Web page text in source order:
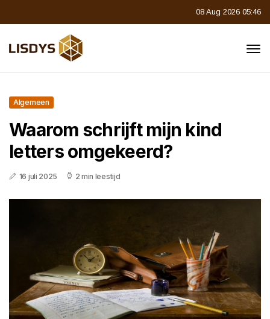
08 Aug 2026 05:46
Algemeen
Waarom schrijft mijn kind
letters omgekeerd?
16 juli 2025 2 min leestijd